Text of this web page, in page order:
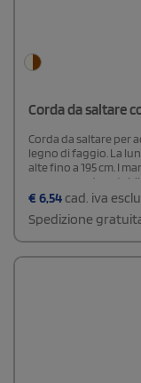
Corda da saltare
Corda da saltare per
legno di faggio. La
alte fino a 195 cm. I
presa comoda e
con una pratica
personalizzazione è
stampa
€ 6,54 cad. iva
Spedizione